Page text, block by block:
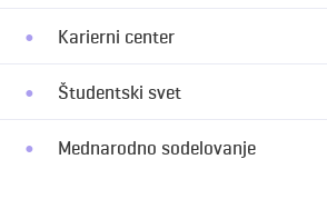
Karierni center
Študentski svet
Mednarodno sodelovanje